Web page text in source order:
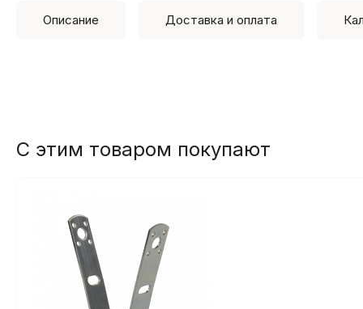
Описание Доставка и оплата
С этим товаром покупают